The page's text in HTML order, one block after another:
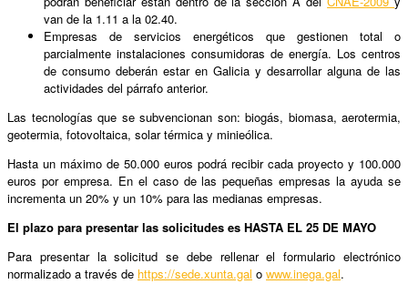
van de la 1.11 a la 02.40.
Empresas de servicios energéticos que gestionen total o
parcialmente instalaciones consumidoras de energía. Los centros
de consumo deberán estar en Galicia y desarrollar alguna de las
actividades del párrafo anterior.
Las tecnologías que se subvencionan son: biogás, biomasa, aerotermia,
geotermia, fotovoltaica, solar térmica y minieólica.
Hasta un máximo de 50.000 euros podrá recibir cada proyecto y 100.000
euros por empresa. En el caso de las pequeñas empresas la ayuda se
incrementa un 20% y un 10% para las medianas empresas.
El plazo para presentar las solicitudes es HASTA EL 25 DE MAYO
Para presentar la solicitud se debe rellenar el formulario electrónico
normalizado a través de https://sede.xunta.gal o www.inega.gal.